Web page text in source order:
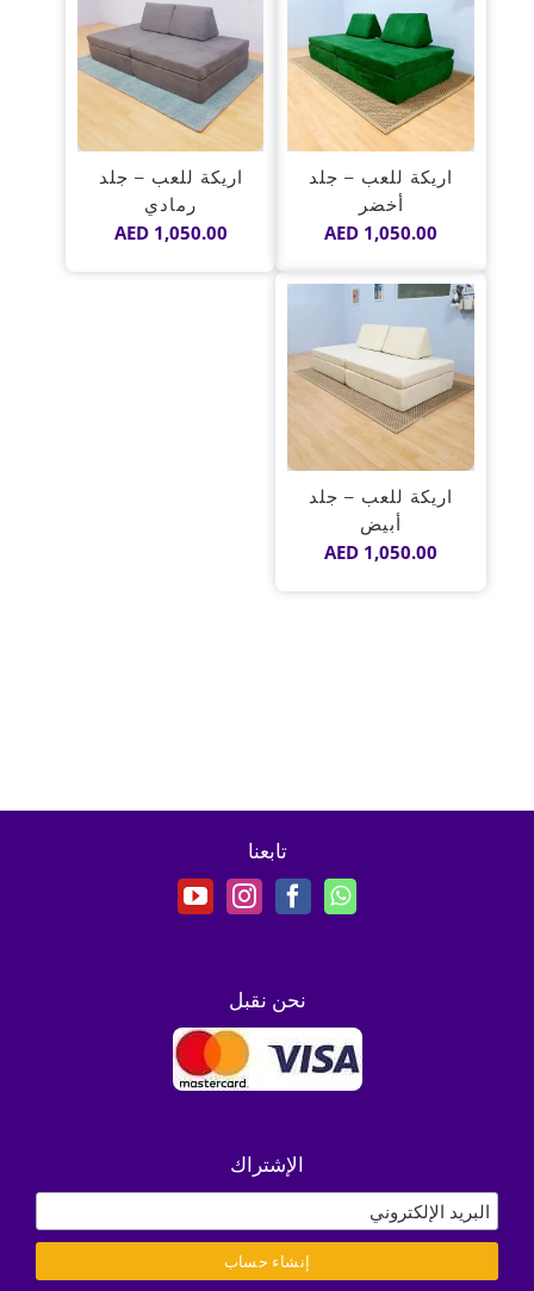
اريكة للعب – جلد
أخضر
AED 1,050.00
اريكة للعب – جلد
رمادي
AED1,050.00
اريكة للعب – جلد
أبيض
AED 1,050.00
تابعنا
نحن نقبل
الإشتراك